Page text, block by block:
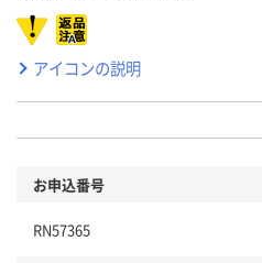
アイコンの説明
お申込番号
RN57365